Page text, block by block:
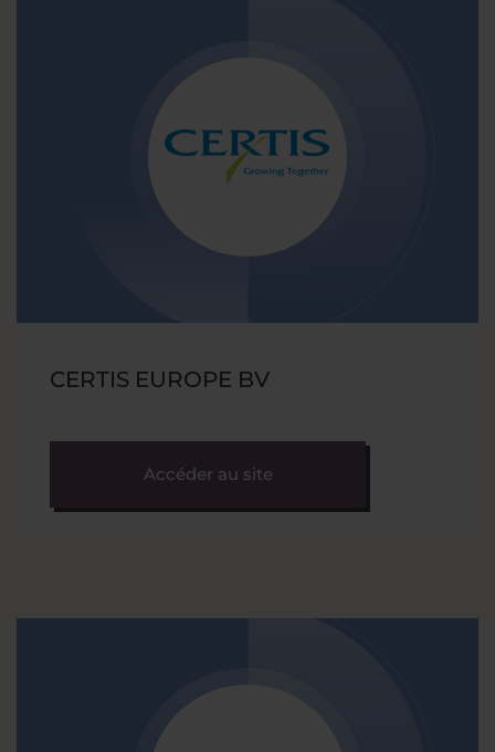
CERTIS EUROPE BV
Accéder au site